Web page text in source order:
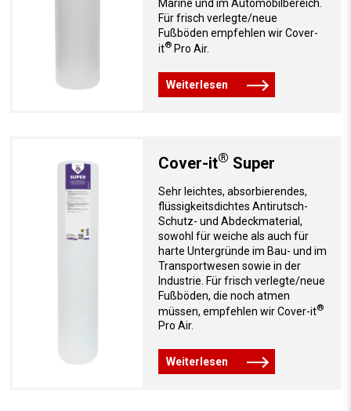
Marine und im Automobilbereich.
Für frisch verlegte/neue
Fußböden empfehlen wir Cover-
it®Pro Air.
Weiterlesen
Cover-it® Super
Sehr leichtes, absorbierendes,
flüssigkeitsdichtes Antirutsch-
Schutz- und Abdeckmaterial,
sowohl für weiche als auch für
harte Untergründe im Bau- und im
Transportwesen sowie in der
Industrie. Für frisch verlegte/neue
Fußböden, die noch atmen
müssen, empfehlen wir Cover-it®
Pro Air.
Weiterlesen